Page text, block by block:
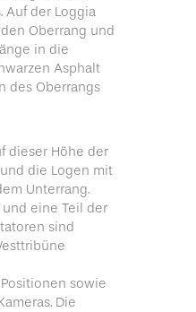
Auf der Loggia
Oberrang und
in die
Asphalt
des Oberrangs
dieser Höhe der
die Logen mit
Unterrang.
eine Teil der
sind
sowie
Die